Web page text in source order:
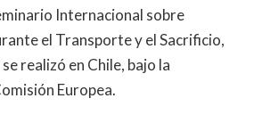
Internacional sobre
el Transporte y el Sacrificio,
realizó en Chile, bajo la
Europea.